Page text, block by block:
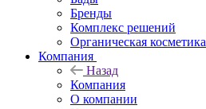
Бренды
Комплекс решений
Органическая косметика
Компания
Назад
Компания
О компании